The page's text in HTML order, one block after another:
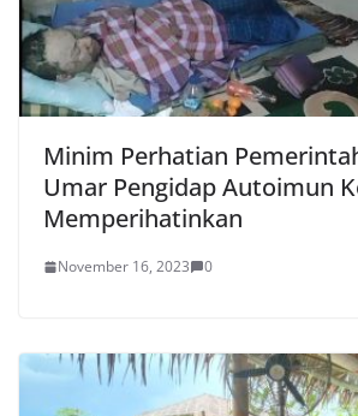
Minim Perhatian
Umar Pengidap Autoimun
Memperihatinkan
November 16, 2023 0